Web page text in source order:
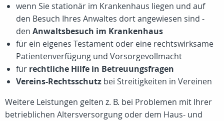
wenn Sie stationär im Krankenhaus liegen und auf
den Besuch Ihres Anwaltes dort angewiesen sind -
den Anwaltsbesuch im Krankenhaus
für ein eigenes Testament oder eine rechtswirksame
Patientenverfügung und Vorsorgevollmacht
für rechtliche Hilfe in Betreuungsfragen
Vereins-Rechtsschutz bei Streitigkeiten in Vereinen
Weitere Leistungen gelten z. B. bei Problemen mit Ihrer
betrieblichen Altersversorgung oder dem Haus- und